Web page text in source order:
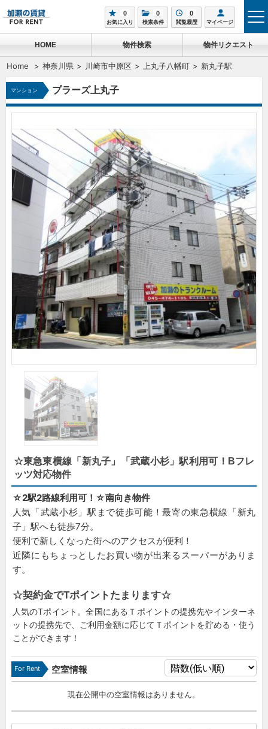
0
お気に入り
0
検索条件
0
閲覧履歴 マイページ
HOME 物件検索 物件リクエスト
Home 神奈川県 川崎市中原区 上丸子八幡町 新丸子駅
マンション プラーズ上丸子
☆東急東横線「新丸子」「武蔵小杉」駅利用可！Bフレ
ッツ対応物件
☆2駅2路線利用可！☆南向き物件
人気「武蔵小杉」駅まで徒歩可能！最寄の東急横線「新丸
子」駅へも徒歩7分。
便利で新しくなった街へのアクセスが便利！
近隣にもちょっとしたお買い物が出来るスーパーがありま
す。
☆契約金でTポイントたまります☆
人気のTポイント。全国にあるＴポイントの提携先やインターネ
ットの提携先で、ご利用金額に応じてＴポイントを貯める・使う
ことができます！
For Rent 空室情報
現在公開中の空室情報はありません。